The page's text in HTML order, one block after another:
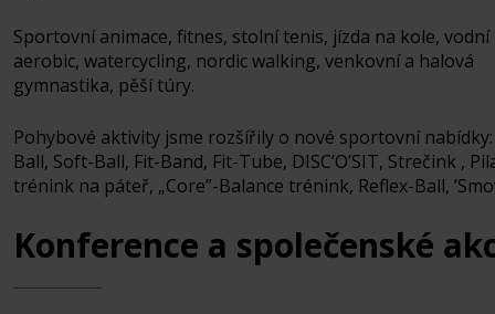
Sportovní animace, fitnes, stolní tenis, jízda na kole, vodní
aerobic, watercycling, nordic walking, venkovní a halová
gymnastika, pěší túry.
Pohybové aktivity jsme rozšířily o nové sportovní
Ball, Soft-Ball, Fit-Band, Fit-Tube, DISC’O’SIT, Strečink ,
trénink na páteř, „Core”-Balance trénink, Reflex-Ball,
Konference a společenské